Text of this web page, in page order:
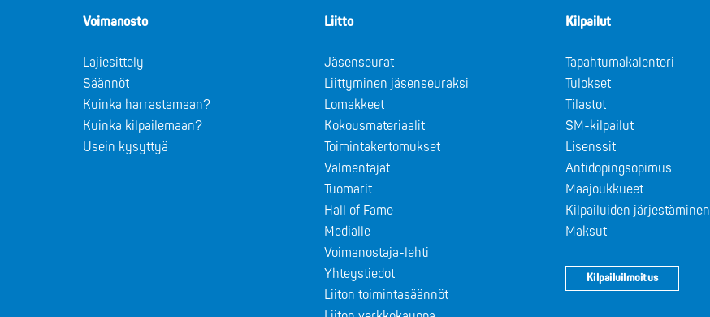
Voimanosto
Lajiesittely
Säännöt
Kuinka harrastamaan?
Kuinka kilpailemaan?
Usein kysyttyä
Liitto
Jäsenseurat
Liittyminen jäsenseuraksi
Lomakkeet
Kokousmateriaalit
Toimintakertomukset
Valmentajat
Tuomarit
Hall of Fame
Medialle
Voimanostaja-lehti
Yhteystiedot
Liiton toimintasäännöt
Kilpailut
Tapahtumakalenteri
Tulokset
Tilastot
SM-kilpailut
Lisenssit
Antidopingsopimus
Maajoukkueet
Kilpailuiden järjestäminen
Maksut
Kilpailuilmoitus